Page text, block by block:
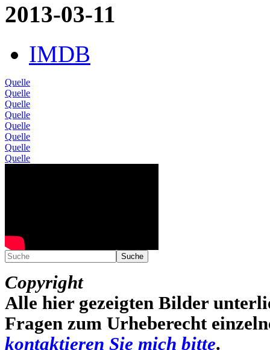
2013-03-11
IMDB
Quelle
Quelle
Quelle
Quelle
Quelle
Quelle
Quelle
Quelle
Suche
Copyright
Alle hier gezeigten Bilder
Fragen zum Urheberecht
kontaktieren Sie mich bitte.